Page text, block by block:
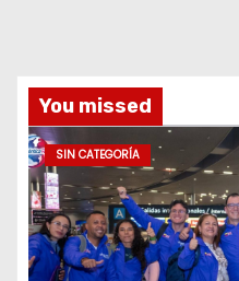
You missed
SIN CATEGORÍA